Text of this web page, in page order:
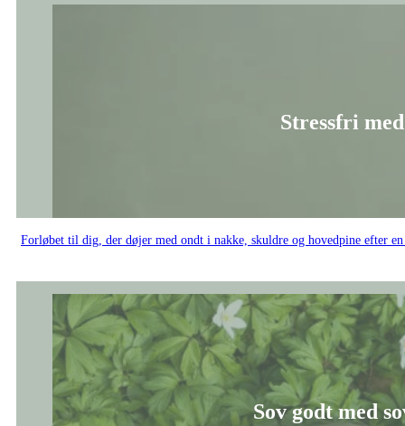
Stressfri
Forløbet til dig, der døjer med ondt i nakke, skuldre og hovedpine efter
Sov godt med